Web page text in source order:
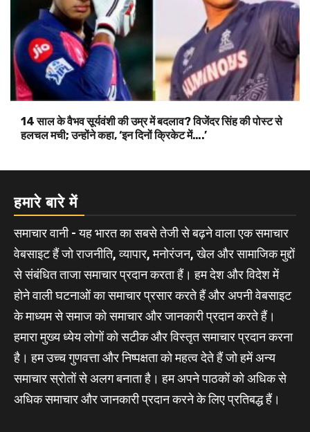
14 साल के वैभव सूर्यवंशी की उम्र में बदलाव? विजेंदर सिंह की पोस्ट से
हलचल मची; उन्होंने कहा, ‘इन दिनों क्रिकेट में….’
हमारे बारे में
समाचार वानी - यह भारत का सबसे तेजी से बढ़ने वाला एक समाचार
वेबसाइट हैं जो राजनीति, व्यापार, मनोरंजन, खेल और सामाजिक मुद्दों
से संबंधित ताजा समाचार प्रदान करता हैं। हम देश और विदेश में
होने वाली घटनाओं का समाचार प्रसार करते हैं और अपनी वेबसाइट
के माध्यम से समाज को समाचार और जानकारी प्रदान करते हैं।
हमारा मुख्य ध्येय लोगों को सटीक और विस्तृत समाचार प्रदान करना
है। हम उच्च गुणवत्ता और निष्पक्षता को महत्व देते हैं जो हमें अन्य
समाचार स्रोतों से अलग बनाता है। हम अपने पाठकों को अधिक से
अधिक समाचार और जानकारी प्रदान करने के लिए प्रतिबद्ध हैं।